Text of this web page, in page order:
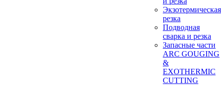
Экзотермическая
резка
Подводная
сварка и резка
Запасные части
ARC GOUGING
&
EXOTHERMIC
CUTTING